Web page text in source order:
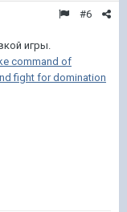
#6
игры.
command of
fight for domination